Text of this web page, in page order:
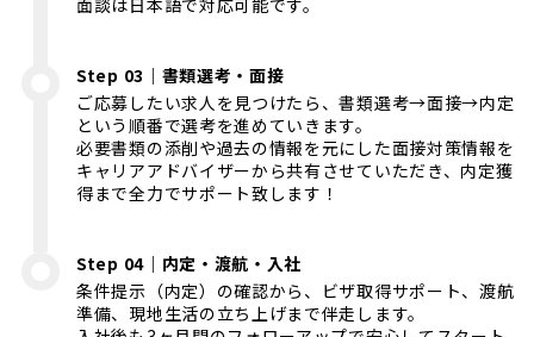
Step 03｜書類選考・面接
ご応募したい求人を見つけたら、書類選考→面接→内定
という順番で選考を進めていきます。
必要書類の添削や過去の情報を元にした面接対策情報を
キャリアアドバイザーから共有させていただき、内定獲
得まで全力でサポート致します！
Step 04｜内定・渡航・入社
条件提示（内定）の確認から、ビザ取得サポート、渡航
準備、現地生活の立ち上げまで伴走します。